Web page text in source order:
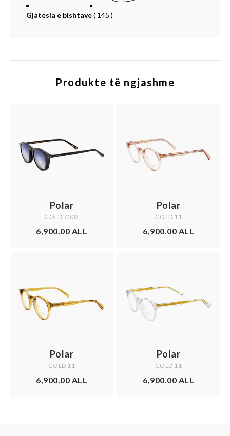
Gjatësia e bishtave( 145 )
Produkte të ngjashme
Polar
GOLD 7002
6,900.00 ALL
Polar
GOLD 11
6,900.00 ALL
Polar
GOLD 11
6,900.00 ALL
Polar
GOLD 11
6,900.00 ALL